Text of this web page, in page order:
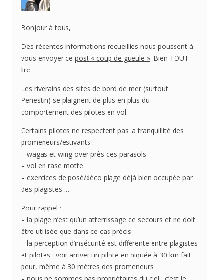
Bonjour à tous,
Des récentes informations recueillies nous poussent à
vous envoyer ce post « coup de gueule ». Bien TOUT
lire
Les riverains des sites de bord de mer (surtout
Penestin) se plaignent de plus en plus du
comportement des pilotes en vol.
Certains pilotes ne respectent pas la tranquillité des
promeneurs/estivants :
– wagas et wing over près des parasols
– vol en rase motte
– exercices de posé/déco plage déjà bien occupée par
des plagistes …
Pour rappel :
– la plage n’est qu’un atterrissage de secours et ne doit
être utilisée que dans ce cas précis
– la perception d’insécurité est différente entre plagistes
et pilotes : voir arriver un pilote en piquée à 30 km fait
peur, même à 30 mètres des promeneurs